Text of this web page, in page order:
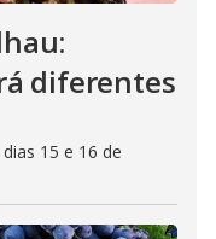
diferentes
15 e 16 de